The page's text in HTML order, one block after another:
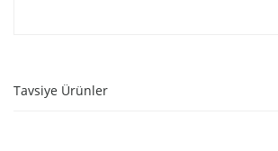
Tavsiye Ürünler